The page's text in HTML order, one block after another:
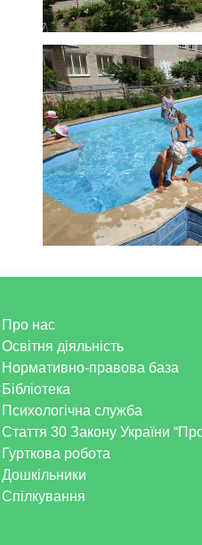
Про нас
Освітня діяльність
Нормативно-правова база
Бібліотека
Психологічна служба
Стаття 30 Закону України “Про
Гурткова робота
Дошкільники
Спілкування